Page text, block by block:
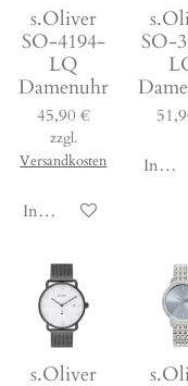
s.Oliver
SO-4194-
LQ
Damenuhr
45,90 €
zzgl.
Versandkosten
In den Warenkorb
SO-
In
s.Oliver